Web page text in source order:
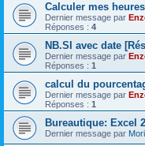
Calculer mes
Dernier message par
Réponses : 4
NB.SI avec date
Dernier message par
Réponses : 1
calcul du
Dernier message par
Réponses : 1
Bureautique: Excel
Dernier message par